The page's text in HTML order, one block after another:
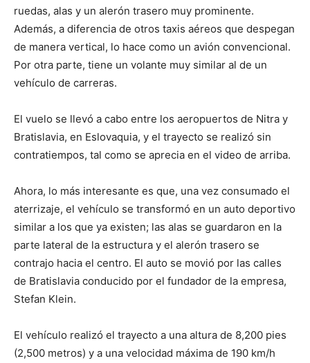
ruedas, alas y un alerón trasero muy prominente.
Además, a diferencia de otros taxis aéreos que despegan
de manera vertical, lo hace como un avión convencional.
Por otra parte, tiene un volante muy similar al de un
vehículo de carreras.
El vuelo se llevó a cabo entre los aeropuertos de Nitra y
Bratislavia, en Eslovaquia, y el trayecto se realizó sin
contratiempos, tal como se aprecia en el video de arriba.
Ahora, lo más interesante es que, una vez consumado el
aterrizaje, el vehículo se transformó en un auto deportivo
similar a los que ya existen; las alas se guardaron en la
parte lateral de la estructura y el alerón trasero se
contrajo hacia el centro. El auto se movió por las calles
de Bratislavia conducido por el fundador de la empresa,
Stefan Klein.
El vehículo realizó el trayecto a una altura de 8,200 pies
(2,500 metros) y a una velocidad máxima de 190 km/h